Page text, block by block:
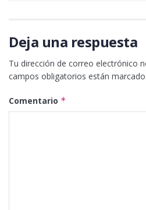
Deja una respuesta
Tu dirección de correo electrónico
campos obligatorios están
Comentario *